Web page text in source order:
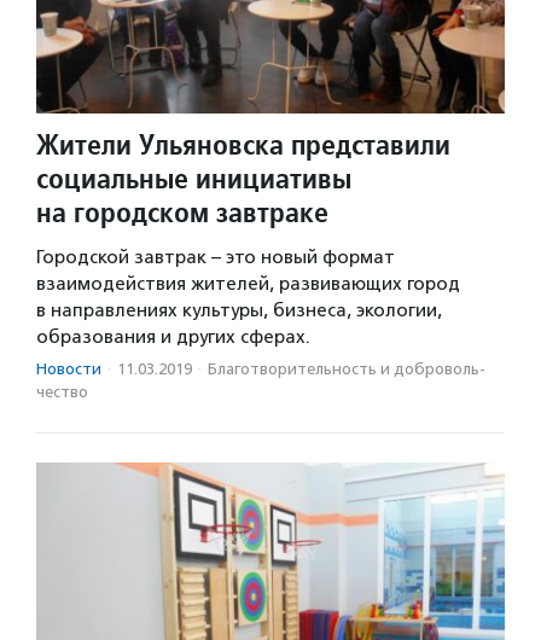
Жители Ульяновска представили
социальные инициативы
на городском завтраке
Городской завтрак – это новый формат
взаимодействия жителей, развивающих город
в направлениях культуры, бизнеса, экологии,
образования и других сферах.
Новости · 11.03.2019 · Благотвори­тель­ность и доброволь­
чест­во